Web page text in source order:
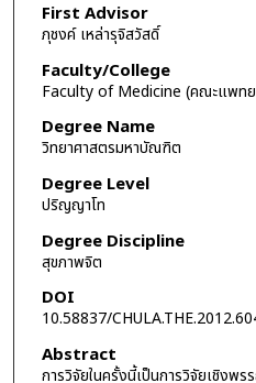
First Advisor
ภุชงค์ เหล่ารุจิสวัสดิ์
Faculty/College
Faculty of Medicine (คณะแพท
Degree Name
วิทยาศาสตรมหาบัณฑิต
Degree Level
ปริญญาโท
Degree Discipline
สุขภาพจิต
DOI
10.58837/
Abstract
การวิจัยในครั้งนี้เป็นการวิจัยเชิงพ